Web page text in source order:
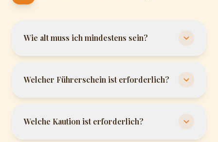
Wie alt muss ich mindestens sein?
Welcher Führerschein ist erforderlich?
Welche Kaution ist erforderlich?